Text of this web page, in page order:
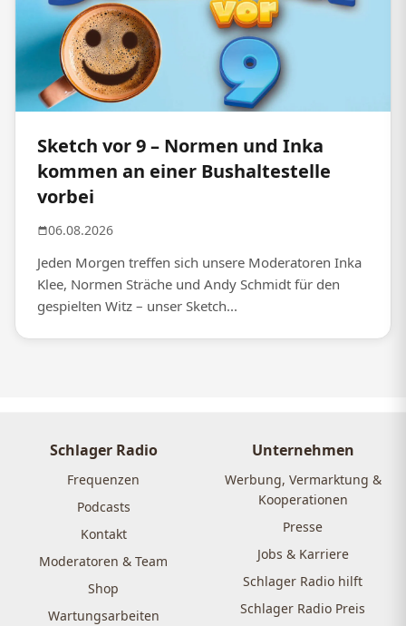
Sketch vor 9 – Normen und Inka
kommen an einer Bushaltestelle
vorbei
06.08.2026
Jeden Morgen treffen sich unsere Moderatoren Inka
Klee, Normen Sträche und Andy Schmidt für den
gespielten Witz – unser Sketch...
Schlager Radio
Frequenzen
Podcasts
Kontakt
Moderatoren & Team
Shop
Wartungsarbeiten
Unternehmen
Werbung, Vermarktung &
Kooperationen
Presse
Jobs & Karriere
Schlager Radio hilft
Schlager Radio Preis